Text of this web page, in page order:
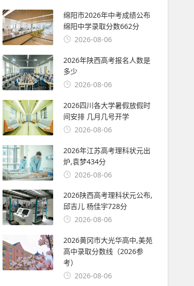
绵阳市2026年中考成绩公布
绵阳中学录取分数662分
2026-08-06
2026年陕西高考报名人数是
多少
2026-08-06
2026四川各大学暑假放假时
间安排 几月几号开学
2026-08-06
2026年江苏高考理科状元出
炉,袁梦434分
2026-08-06
2026陕西高考理科状元公布,
邱吉儿 杨佳宇728分
2026-08-06
2026黄冈市大光华高中,美苑
高中录取分数线（2026参
考）
2026-08-06